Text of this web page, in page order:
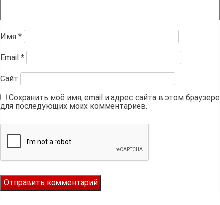
Имя *
Email *
Сайт
Сохранить моё имя, email и адрес сайта в этом браузере
для последующих моих комментариев.